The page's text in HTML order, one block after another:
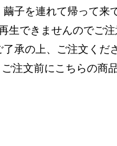
子を連れて帰って
生できませんのでご
承の上、ご注文くだ
注文前にこちらの商